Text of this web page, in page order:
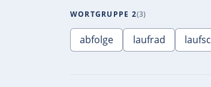
WORTGRUPPE 2 3
abfolge laufrad